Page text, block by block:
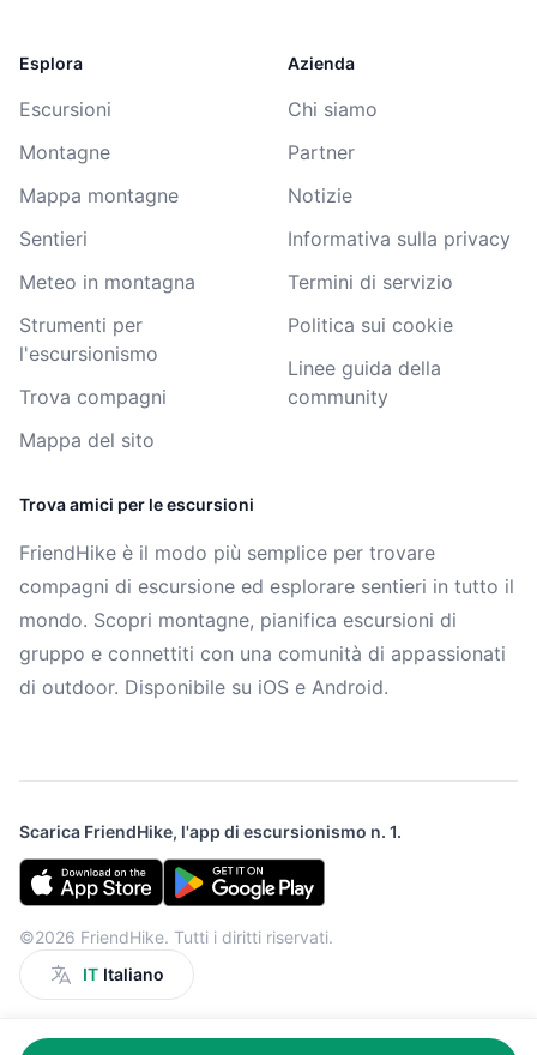
Esplora
Escursioni
Montagne
Mappa montagne
Sentieri
Meteo in montagna
Strumenti per
l'escursionismo
Trova compagni
Mappa del sito
Azienda
Chi siamo
Partner
Notizie
Informativa sulla privacy
Termini di servizio
Politica sui cookie
Linee guida della
community
Trova amici per le escursioni
FriendHike è il modo più semplice per trovare
compagni di escursione ed esplorare sentieri in tutto il
mondo. Scopri montagne, pianifica escursioni di
gruppo e connettiti con una comunità di appassionati
di outdoor. Disponibile su iOS e Android.
Scarica FriendHike, l'app di escursionismo n. 1.
©2026 FriendHike. Tutti i diritti riservati.
IT Italiano